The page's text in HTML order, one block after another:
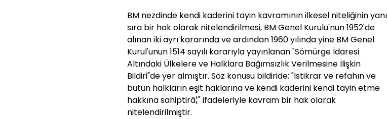
BM nezdinde kendi kaderini tayin kavramının ilkesel niteliğinin yanı
sıra bir hak olarak nitelendirilmesi, BM Genel Kurulu'nun 1952'de
alınan iki ayrı kararında ve ardından 1960 yılında yine BM Genel
Kurul'unun 1514 sayılı kararıyla yayınlanan "Sömürge İdaresi
Altındaki Ülkelere ve Halklara Bağımsızlık Verilmesine İlişkin
Bildiri"de yer almıştır. Söz konusu bildiride; "İstikrar ve refahın ve
bütün halkların eşit haklarına ve kendi kaderini kendi tayin etme
hakkına sahiptirâ¦" ifadeleriyle kavram bir hak olarak
nitelendirilmiştir.